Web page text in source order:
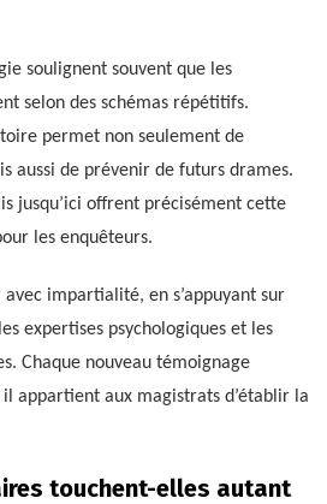
soulignent souvent que les
selon des schémas répétitifs.
permet non seulement de
aussi de prévenir de futurs drames.
jusqu’ici offrent précisément cette
les enquêteurs.
impartialité, en s’appuyant sur
expertises psychologiques et les
Chaque nouveau témoignage
appartient aux magistrats d’établir la
touchent-elles autant